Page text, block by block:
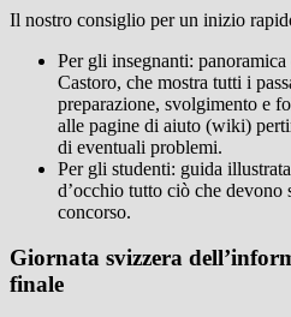
Il nostro consiglio per un inizio
Per gli insegnanti:
Castoro, che mostra tutti i
preparazione, svolgimento e
alle pagine di aiuto (wiki)
di eventuali problemi.
Per gli studenti: guida
d’occhio tutto ciò che devono
concorso.
Giornata svizzera
finale